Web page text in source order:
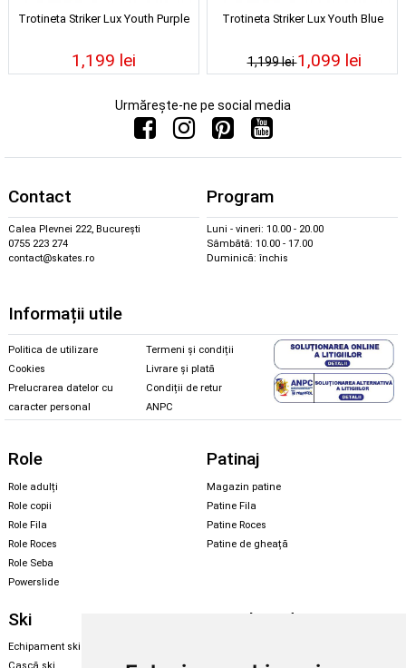
Trotineta Striker Lux Youth Purple
1,199 lei
Trotineta Striker Lux Youth Blue
1,199 lei1,099 lei
Urmărește-ne pe social media
Contact
Calea Plevnei 222, București
0755 223 274
contact@skates.ro
Program
Luni - vineri: 10.00 - 20.00
Sâmbătă: 10.00 - 17.00
Duminică: închis
Informații utile
Politica de utilizare
Cookies
Prelucrarea datelor cu
caracter personal
Termeni și condiții
Livrare și plată
Condiții de retur
ANPC
Role
Role adulți
Role copii
Role Fila
Role Roces
Role Seba
Powerslide
Patinaj
Magazin patine
Patine Fila
Patine Roces
Patine de gheață
Ski
Echipament ski
Snowboard